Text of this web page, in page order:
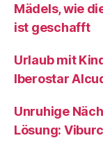
Mädels, wie
ist geschafft
Urlaub mit
Iberostar
Unruhige
Lösung: